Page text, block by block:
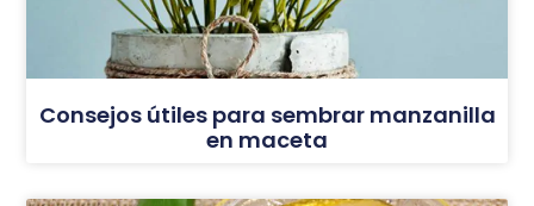
Consejos útiles para sembrar manzanilla
en maceta